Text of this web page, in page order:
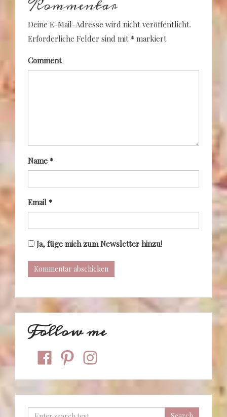
Kommentar
Deine E-Mail-Adresse wird nicht veröffentlicht.
Erforderliche Felder sind mit * markiert
Comment
Name *
Email *
Ja, füge mich zum Newsletter hinzu!
Follow me
facebookpinterestinstagram